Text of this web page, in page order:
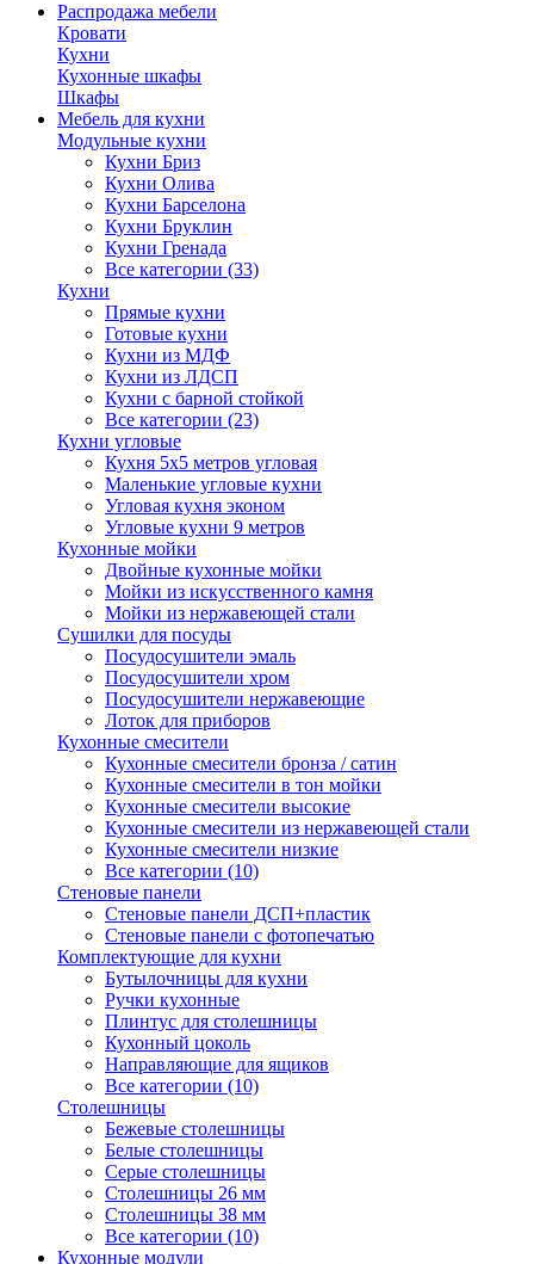
Распродажа мебели
Кровати
Кухни
Кухонные шкафы
Шкафы
Мебель для кухни
Модульные кухни
Кухни Бриз
Кухни Олива
Кухни Барселона
Кухни Бруклин
Кухни Гренада
Все категории (33)
Кухни
Прямые кухни
Готовые кухни
Кухни из МДФ
Кухни из ЛДСП
Кухни с барной стойкой
Все категории (23)
Кухни угловые
Кухня 5х5 метров угловая
Маленькие угловые кухни
Угловая кухня эконом
Угловые кухни 9 метров
Кухонные мойки
Двойные кухонные мойки
Мойки из искусственного камня
Мойки из нержавеющей стали
Сушилки для посуды
Посудосушители эмаль
Посудосушители хром
Посудосушители нержавеющие
Лоток для приборов
Кухонные смесители
Кухонные смесители бронза / сатин
Кухонные смесители в тон мойки
Кухонные смесители высокие
Кухонные смесители из нержавеющей стали
Кухонные смесители низкие
Все категории (10)
Стеновые панели
Стеновые панели ДСП+пластик
Стеновые панели с фотопечатью
Комплектующие для кухни
Бутылочницы для кухни
Ручки кухонные
Плинтус для столешницы
Кухонный цоколь
Направляющие для ящиков
Все категории (10)
Столешницы
Бежевые столешницы
Белые столешницы
Серые столешницы
Столешницы 26 мм
Столешницы 38 мм
Все категории (10)
Кухонные модули